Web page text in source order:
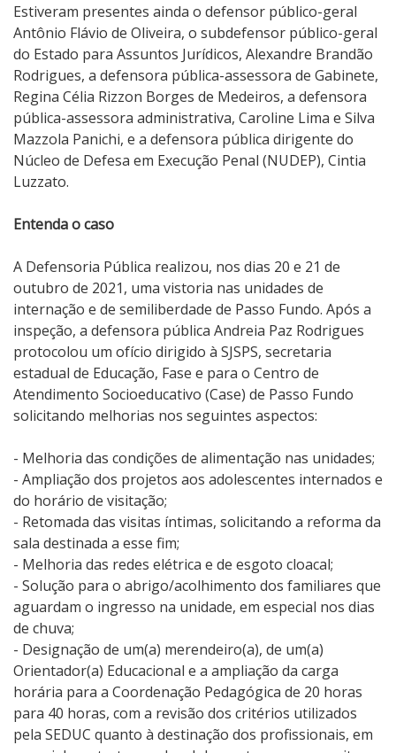
Estiveram presentes ainda o defensor público-geral
Antônio Flávio de Oliveira, o subdefensor público-geral
do Estado para Assuntos Jurídicos, Alexandre Brandão
Rodrigues, a defensora pública-assessora de Gabinete,
Regina Célia Rizzon Borges de Medeiros, a defensora
pública-assessora administrativa, Caroline Lima e Silva
Mazzola Panichi, e a defensora pública dirigente do
Núcleo de Defesa em Execução Penal (NUDEP), Cintia
Luzzato.
Entenda o caso
A Defensoria Pública realizou, nos dias 20 e 21 de
outubro de 2021, uma vistoria nas unidades de
internação e de semiliberdade de Passo Fundo. Após a
inspeção, a defensora pública Andreia Paz Rodrigues
protocolou um ofício dirigido à SJSPS, secretaria
estadual de Educação, Fase e para o Centro de
Atendimento Socioeducativo (Case) de Passo Fundo
solicitando melhorias nos seguintes aspectos:
- Melhoria das condições de alimentação nas unidades;
- Ampliação dos projetos aos adolescentes internados e
do horário de visitação;
- Retomada das visitas íntimas, solicitando a reforma da
sala destinada a esse fim;
- Melhoria das redes elétrica e de esgoto cloacal;
- Solução para o abrigo/acolhimento dos familiares que
aguardam o ingresso na unidade, em especial nos dias
de chuva;
- Designação de um(a) merendeiro(a), de um(a)
Orientador(a) Educacional e a ampliação da carga
horária para a Coordenação Pedagógica de 20 horas
para 40 horas, com a revisão dos critérios utilizados
pela SEDUC quanto à destinação dos profissionais, em